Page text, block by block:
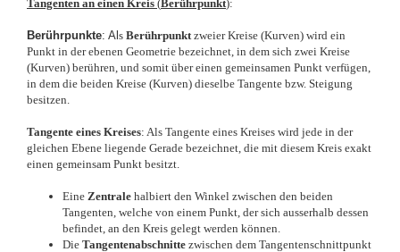
Tangenten an einen Kreis (Berührpunkt):
Berührpunkte: Als Berührpunkt zweier Kreise (Kurven) wird ein
Punkt in der ebenen Geometrie bezeichnet, in dem sich zwei Kreise
(Kurven) berühren, und somit über einen gemeinsamen Punkt verfügen,
in dem die beiden Kreise (Kurven) dieselbe Tangente bzw. Steigung
besitzen.
Tangente eines Kreises: Als Tangente eines Kreises wird jede in der
gleichen Ebene liegende Gerade bezeichnet, die mit diesem Kreis exakt
einen gemeinsam Punkt besitzt.
Eine Zentrale halbiert den Winkel zwischen den beiden
Tangenten, welche von einem Punkt, der sich ausserhalb dessen
befindet, an den Kreis gelegt werden können.
Die Tangentenabschnitte zwischen dem Tangentenschnittpunkt